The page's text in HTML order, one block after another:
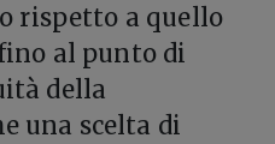
rispetto a quello
al punto di
della
una scelta di